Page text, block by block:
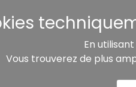
En
Vous trouverez de plus